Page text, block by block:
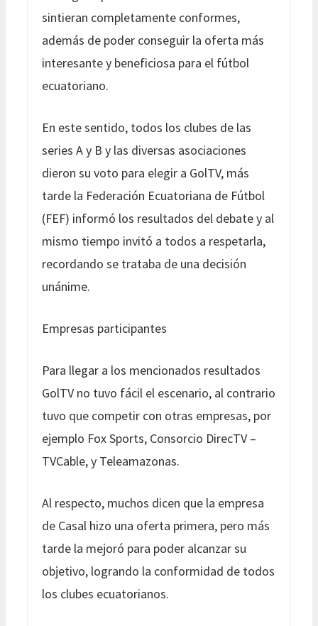
sintieran completamente conformes,
además de poder conseguir la oferta más
interesante y beneficiosa para el fútbol
ecuatoriano.
En este sentido, todos los clubes de las
series A y B y las diversas asociaciones
dieron su voto para elegir a GolTV, más
tarde la Federación Ecuatoriana de Fútbol
(FEF) informó los resultados del debate y al
mismo tiempo invitó a todos a respetarla,
recordando se trataba de una decisión
unánime.
Empresas participantes
Para llegar a los mencionados resultados
GolTV no tuvo fácil el escenario, al contrario
tuvo que competir con otras empresas, por
ejemplo Fox Sports, Consorcio DirecTV –
TVCable, y Teleamazonas.
Al respecto, muchos dicen que la empresa
de Casal hizo una oferta primera, pero más
tarde la mejoró para poder alcanzar su
objetivo, logrando la conformidad de todos
los clubes ecuatorianos.